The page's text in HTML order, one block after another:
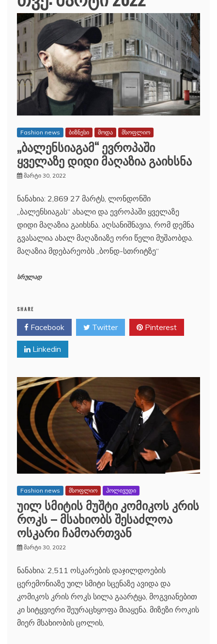
Fashion news ბიზნესი მოდა მსოფლიო
„ბალენსიაგამ“ ევროპაში
ყველაზე დიდი მაღაზია გაიხსნა
მარტი 30, 2022
ნანახია: 2,869 27 მარტს, ლონდონში
„ბალენსიაგას“ ახალი და ევროპაში ყველაზე
დიდი მაღაზია გაიხსნა. აღსანიშნავია, რომ დემნა
გვასალია ახალ მაღაზიაზე ორი წელი მუშაობდა.
მაღაზია მდებარეობს „ბონდ-სთრიტზე“
სრულად
SHARE
Facebook Twitter Pinterest
Linkedin
Fashion news მსოფლიო ჰოლივუდი
უილ სმიტის მუშტი კომიკოს კრის
როკს – მსახიობს შესაძლოა
ოსკარი ჩამოართვან
მარტი 30, 2022
ნანახია: 2,511 ოსკარების დაჯილდოების
ცერემონიაზე უილ სმიტი სცენაზე ავიდა და
კომიკოს კრის როკს სილა გაარტყა, მოგვიანებით
კი სიტყვიერი შეურაცხყოფა მიაყენა. მიზეზი როკის
მიერ მსახიობის ცოლის,